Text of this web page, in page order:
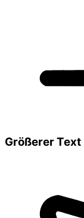
Größerer Text